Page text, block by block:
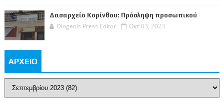
Δασαρχείο Κορίνθου: Πρόσληψη προσωπικού
Diogenis Press Editor Οκτ 03, 2023
ΑΡΧΕΙΟ